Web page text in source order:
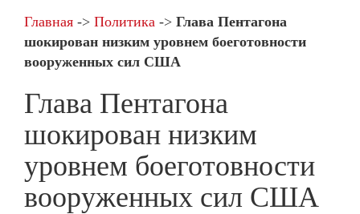
Главная -> Политика -> Глава Пентагона
шокирован низким уровнем боеготовности
вооруженных сил США
Глава Пентагона
шокирован низким
уровнем боеготовности
вооруженных сил США